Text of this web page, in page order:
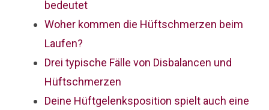
bedeutet
Woher kommen die Hüftschmerzen beim
Laufen?
Drei typische Fälle von Disbalancen und
Hüftschmerzen
Deine Hüftgelenksposition spielt auch eine